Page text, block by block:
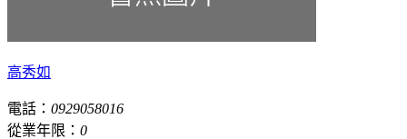
高秀如
電話： 0929058016
從業年限： 0